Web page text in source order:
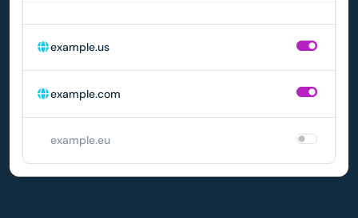
example.us
example.com
example.eu